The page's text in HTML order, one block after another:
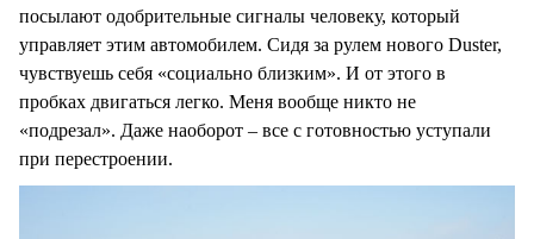
посылают одобрительные сигналы человеку, который
управляет этим автомобилем. Сидя за рулем нового Duster,
чувствуешь себя «социально близким». И от этого в
пробках двигаться легко. Меня вообще никто не
«подрезал». Даже наоборот – все с готовностью уступали
при перестроении.